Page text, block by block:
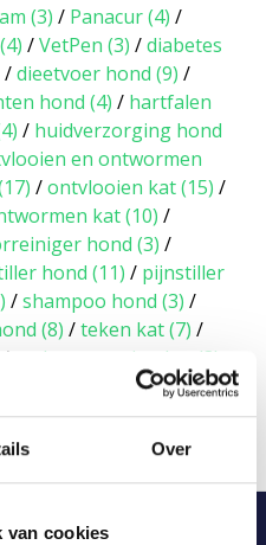
Over
van cookies
(3) / Panacur(4) /
(4) /VetPen (3) /diabetes
/dieetvoer hond (9) /
hond (4) / hartfalen
/ huidverzorging hond
en ontwormen
/ontvlooien kat(15) /
kat(10) /
hond (3) /
hond (11) / pijnstiller
/shampoo hond (3) /
(8) /teken kat(7) /
/ vachtverzorging kat
(3)
/vlooien